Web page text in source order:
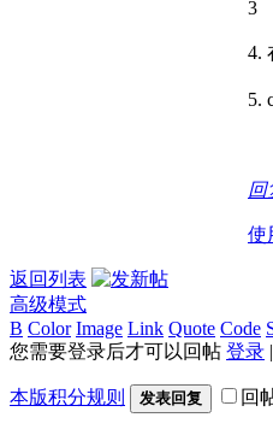
3
4.
5.
回
使
返回列表
高级模式
B Color Image Link Quote Code
您需要登录后才可以回帖 登录 |
本版积分规则 发表回复 回